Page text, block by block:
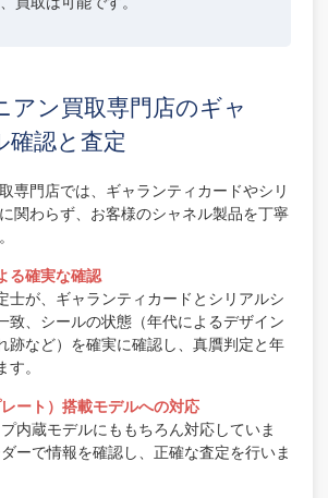
アン買取専門店のギャ
確認と査定
専門店では、ギャランティカードやシリ
関わらず、お客様のシャネル製品を丁寧
る確実な確認
士が、ギャランティカードとシリアルシ
致、シールの状態（年代によるデザイン
跡など）を確実に確認し、真贋判定と年
す。
ート）搭載モデルへの対応
内蔵モデルにももちろん対応していま
ーで情報を確認し、正確な査定を行いま